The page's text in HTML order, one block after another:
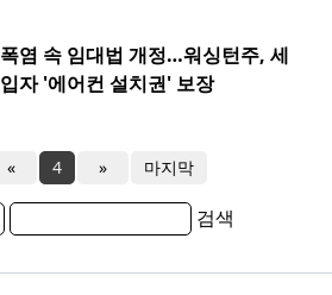
폭염 속 임대법 개정…워싱턴주, 세
입자 '에어컨 설치권' 보장
« 4 » 마지막
검색